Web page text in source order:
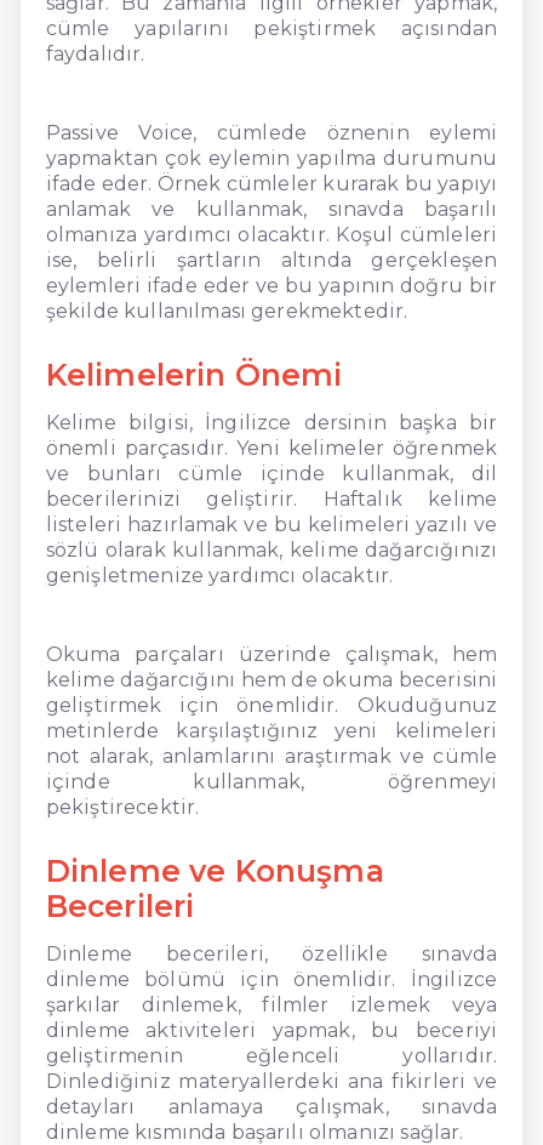
cümle yapılarını pekiştirmek açısından
faydalıdır.
Passive Voice, cümlede öznenin eylemi
yapmaktan çok eylemin yapılma durumunu
ifade eder. Örnek cümleler kurarak bu yapıyı
anlamak ve kullanmak, sınavda başarılı
olmanıza yardımcı olacaktır. Koşul cümleleri
ise, belirli şartların altında gerçekleşen
eylemleri ifade eder ve bu yapının doğru bir
şekilde kullanılması gerekmektedir.
Kelimelerin Önemi
Kelime bilgisi, İngilizce dersinin başka bir
önemli parçasıdır. Yeni kelimeler öğrenmek
ve bunları cümle içinde kullanmak, dil
becerilerinizi geliştirir. Haftalık kelime
listeleri hazırlamak ve bu kelimeleri yazılı ve
sözlü olarak kullanmak, kelime dağarcığınızı
genişletmenize yardımcı olacaktır.
Okuma parçaları üzerinde çalışmak, hem
kelime dağarcığını hem de okuma becerisini
geliştirmek için önemlidir. Okuduğunuz
metinlerde karşılaştığınız yeni kelimeleri
not alarak, anlamlarını araştırmak ve cümle
içinde kullanmak, öğrenmeyi
pekiştirecektir.
Dinleme ve Konuşma
Becerileri
Dinleme becerileri, özellikle sınavda
dinleme bölümü için önemlidir. İngilizce
şarkılar dinlemek, filmler izlemek veya
dinleme aktiviteleri yapmak, bu beceriyi
geliştirmenin eğlenceli yollarıdır.
Dinlediğiniz materyallerdeki ana fikirleri ve
detayları anlamaya çalışmak, sınavda
dinleme kısmında başarılı olmanızı sağlar.